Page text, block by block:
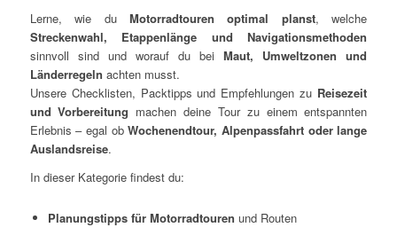
Lerne, wie du Motorradtouren optimal planst, welche
Streckenwahl, Etappenlänge und Navigationsmethoden
sinnvoll sind und worauf du beiMaut, Umweltzonen und
Länderregeln achten musst.
Unsere Checklisten, Packtipps und Empfehlungen zu Reisezeit
und Vorbereitung machen deine Tour zu einem entspannten
Erlebnis – egal obWochenendtour, Alpenpassfahrt oder lange
Auslandsreise.
In dieser Kategorie findest du:
Planungstipps für Motorradtouren und Routen